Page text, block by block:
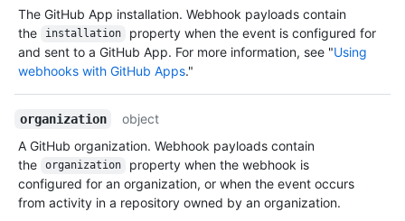
The GitHub App installation. Webhook payloads contain
the
installation
property when the event is configured for
and sent to a GitHub App. For more information, see "Using
webhooks with GitHub Apps."
organization
object
A GitHub organization. Webhook payloads contain
the
organization
property when the webhook is
configured for an organization, or when the event occurs
from activity in a repository owned by an organization.